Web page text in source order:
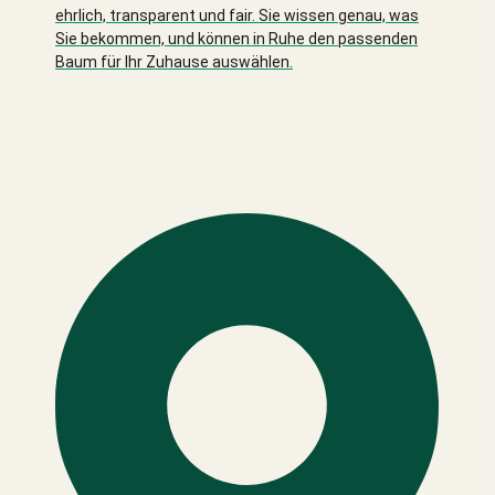
ehrlich, transparent und fair. Sie wissen genau, was
Sie bekommen, und können in Ruhe den passenden
Baum für Ihr Zuhause auswählen.